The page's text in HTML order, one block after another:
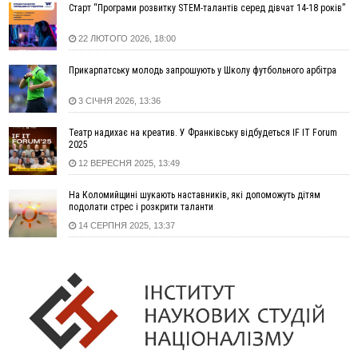
14:02
«Пілот з Лондона» видурив у жительки Коломийщини
майже 64 тисячі гривень
13:13
У четвер на Прикарпатті очікується сильна спека до 39°
13:00
На Снятинщині спіймали чоловіка, який зливав з цистерни
у полі невідому речовину
12:29
У МОЗ змінили підхід до госпіталізації та оновили правила
роботи стаціонарів
12:07
На межі Прикарпаття і Тернопільщини невідомі засипали
русло Золотої Липи та облаштували переправу
рекорди
11:17
Росія вдарила по Харкову "Бандероллю": є постраждалі,
пошкоджено цивільне підприємство
На Каскаді замість веж планують зробити сквер з
дитмайданчиком
09:31
На Верховинщині під час пожежі будинку травмувалась
жінка
Старт “Програми розвитку STEM-талантів серед дівчат 14-18 років”
22 ЛЮТОГО 2026, 18:00
Прикарпатську молодь запрошують у Школу футбольного арбітра
3 СІЧНЯ 2026, 13:36
Театр надихає на креатив. У Франківську відбудеться IF IT Forum
2025
12 ВЕРЕСНЯ 2025, 13:49
На Коломийщині шукають наставників, які допоможуть дітям
подолати стрес і розкрити таланти
14 СЕРПНЯ 2025, 13:37